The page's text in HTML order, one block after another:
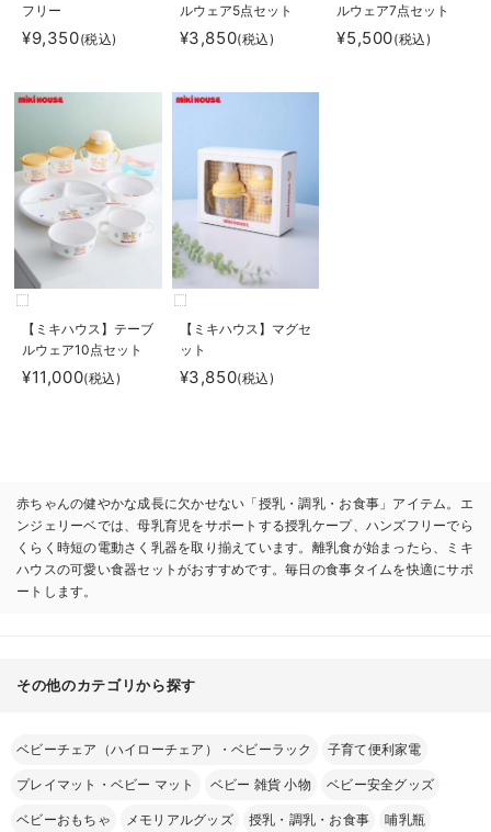
フリー
¥9,350(税込)
ルウェア5点セット
¥3,850(税込)
ルウェア7点セット
¥5,500(税込)
【ミキハウス】テーブ
ルウェア10点セット
¥11,000(税込)
【ミキハウス】マグセ
ット
¥3,850(税込)
赤ちゃんの健やかな成長に欠かせない「授乳・調乳・お食事」アイテム。エ
ンジェリーベでは、母乳育児をサポートする授乳ケープ、ハンズフリーでら
くらく時短の電動さく乳器を取り揃えています。離乳食が始まったら、ミキ
ハウスの可愛い食器セットがおすすめです。毎日の食事タイムを快適にサポ
ートします。
その他のカテゴリから探す
ベビーチェア（ハイローチェア）・ベビーラック 子育て便利家電
プレイマット・ベビー マット ベビー 雑貨 小物 ベビー安全グッズ
ベビーおもちゃ メモリアルグッズ 授乳・調乳・お食事 哺乳瓶